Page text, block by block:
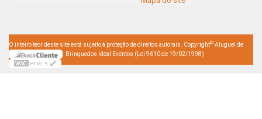
O inteiro teor deste site está sujeito à proteção de direitos autorais. Copyright© Aluguel de
Brinquedos Ideal Eventos (Lei 9610 de 19/02/1998)